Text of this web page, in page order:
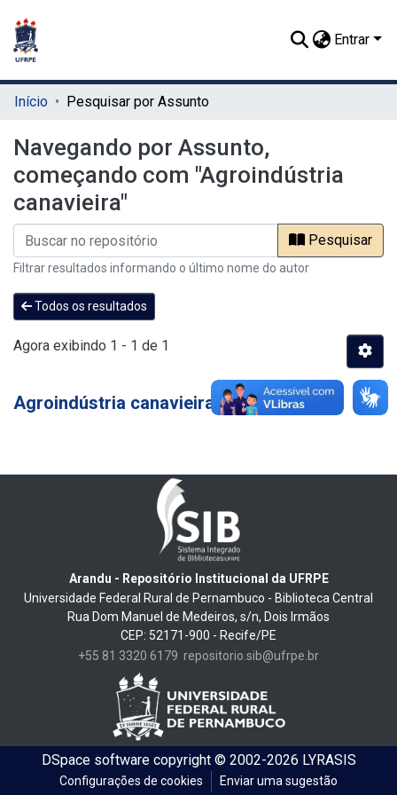
Entrar
Início Pesquisar por Assunto
Navegando por Assunto,
começando com "Agroindústria
canavieira"
Pesquisar
Filtrar resultados informando o último nome do autor
Todos os resultados
Agora exibindo 1 - 1 de 1
Agroindústria canavieira 10
Arandu - Repositório Institucional da UFRPE
Universidade Federal Rural de Pernambuco - Biblioteca Central
Rua Dom Manuel de Medeiros, s/n, Dois Irmãos
CEP: 52171-900 - Recife/PE
+55 81 3320 6179 repositorio.sib@ufrpe.br
DSpace softwarecopyright © 2002-2026 LYRASIS
Configurações de cookies Enviar uma sugestão